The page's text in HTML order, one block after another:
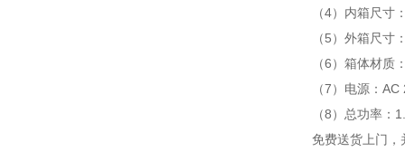
（4）内箱尺寸
（5）外箱尺寸
（6）箱体材质
（7）电源：
（8）总功率：
免费送货上门，